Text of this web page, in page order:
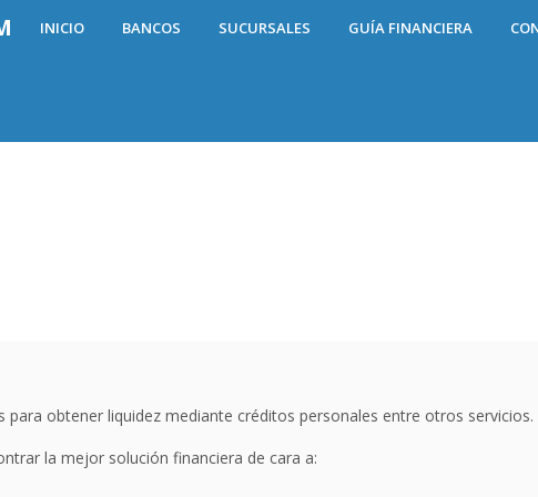
INICIO BANCOS SUCURSALES GUÍA FINANCIERA
para obtener liquidez mediante créditos personales entre otros servicios.
la mejor solución financiera de cara a: